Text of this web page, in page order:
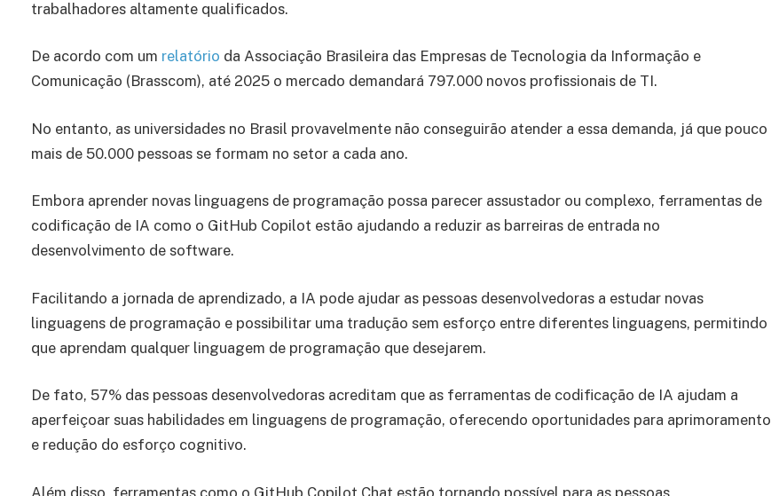
trabalhadores altamente qualificados.
De acordo com um relatório da Associação Brasileira das Empresas de Tecnologia da Informação e
Comunicação (Brasscom), até 2025 o mercado demandará 797.000 novos profissionais de TI.
No entanto, as universidades no Brasil provavelmente não conseguirão atender a essa demanda, já que pouco
mais de 50.000 pessoas se formam no setor a cada ano.
Embora aprender novas linguagens de programação possa parecer assustador ou complexo, ferramentas de
codificação de IA como o GitHub Copilot estão ajudando a reduzir as barreiras de entrada no
desenvolvimento de software.
Facilitando a jornada de aprendizado, a IA pode ajudar as pessoas desenvolvedoras a estudar novas
linguagens de programação e possibilitar uma tradução sem esforço entre diferentes linguagens, permitindo
que aprendam qualquer linguagem de programação que desejarem.
De fato, 57% das pessoas desenvolvedoras acreditam que as ferramentas de codificação de IA ajudam a
aperfeiçoar suas habilidades em linguagens de programação, oferecendo oportunidades para aprimoramento
e redução do esforço cognitivo.
Além disso, ferramentas como o GitHub Copilot Chat estão tornando possível para as pessoas